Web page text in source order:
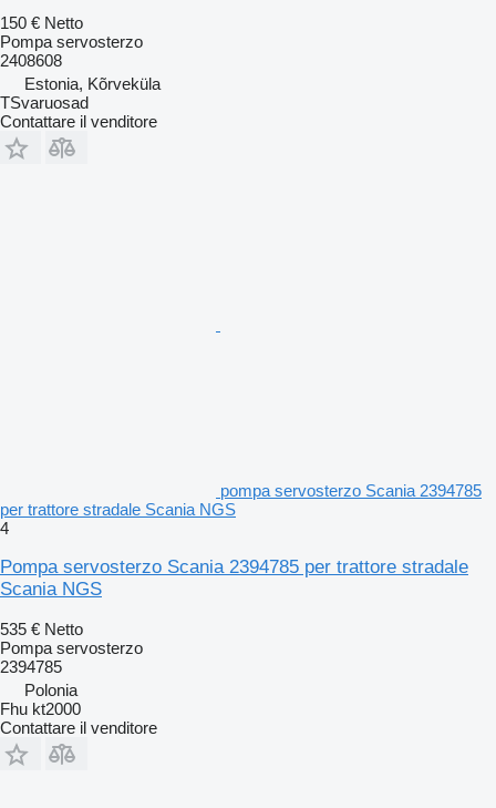
150 € Netto
Pompa servosterzo
2408608
Estonia, Kõrveküla
TSvaruosad
Contattare il venditore
pompa servosterzo Scania 2394785
per trattore stradale Scania NGS
4
Pompa servosterzo Scania 2394785 per trattore stradale
Scania NGS
535 € Netto
Pompa servosterzo
2394785
Polonia
Fhu kt2000
Contattare il venditore